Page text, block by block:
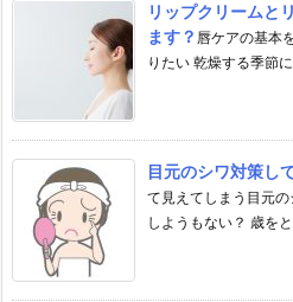
リップクリームと
ます？ 唇ケアの基本
りたい 乾燥する季節
目元のシワ対策し
て見えてしまう目元
しようもない？ 歳を